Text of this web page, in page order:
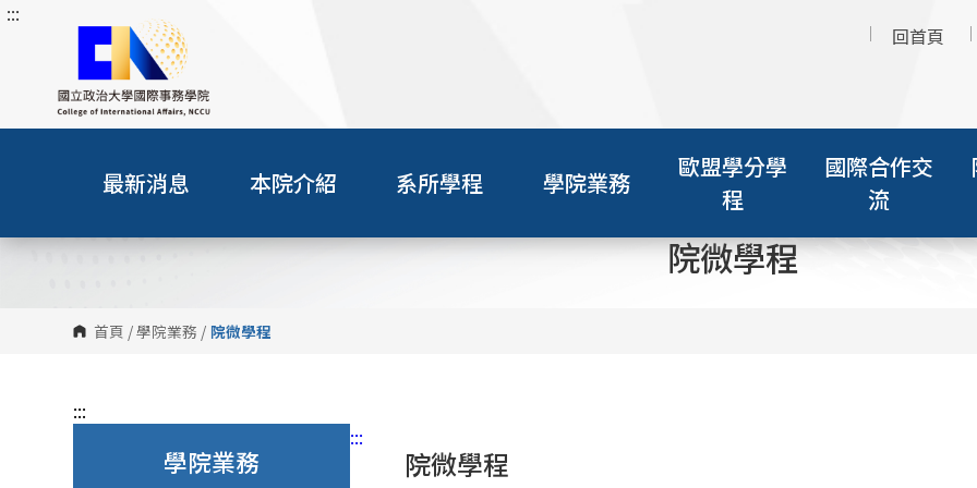
跳
內
:::
回首頁
最新消息 本院介紹 系所學程 學院業務
歐盟學分學
程
國際合作交
流
院微學程
首頁 /學院業務 / 院微學程
:::
學院業務
:::
院微學程